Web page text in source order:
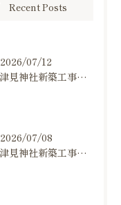
Recent Posts
2026/07/12
綿津見神社新築工事の建て方状況のお知らせ
2026/07/08
綿津見神社新築工事の建て方状況のお知らせ